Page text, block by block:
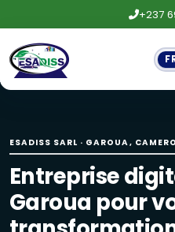
+237
Entreprise
Création de
Site vitrine, boutique en
Maintenance
ESADISS SARL · GAROUA,
Entreprise
Garoua pour